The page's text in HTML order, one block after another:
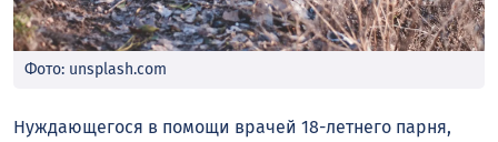
Фото: unsplash.com
Нуждающегося в помощи врачей 18-летнего парня,